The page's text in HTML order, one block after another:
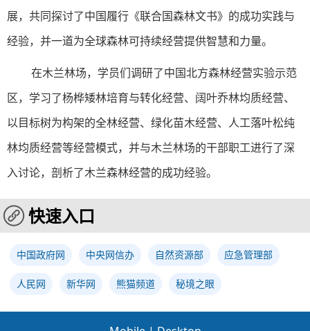
展，共同探讨了中国履行《联合国森林文书》的成功实践与
经验，并一道为全球森林可持续经营提供智慧和力量。
在木兰林场，学员们调研了中国北方森林经营实验示范
区，学习了杨桦矮林培育与转化经营、阔叶乔林均质经营、
以目标树为构架的全林经营、绿化苗木经营、人工落叶松纯
林均质经营等经营模式，并与木兰林场的干部职工进行了深
入讨论，剖析了木兰森林经营的成功经验。
快速入口
中国政府网 中央网信办 自然资源部 应急管理部
人民网 新华网 熊猫频道 秘境之眼